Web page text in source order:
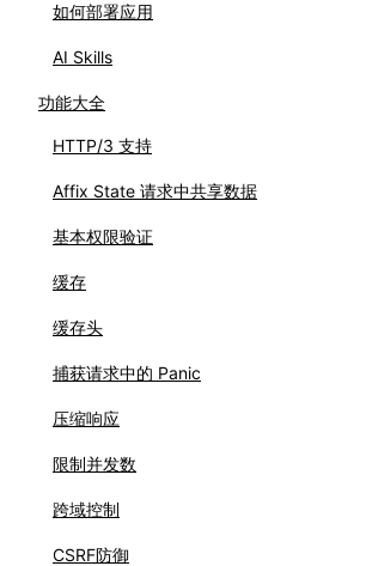
如何部署应用
AI Skills
功能大全
HTTP/3 支持
Affix State 请求中共享数据
基本权限验证
缓存
缓存头
捕获请求中的 Panic
压缩响应
限制并发数
跨域控制
CSRF防御